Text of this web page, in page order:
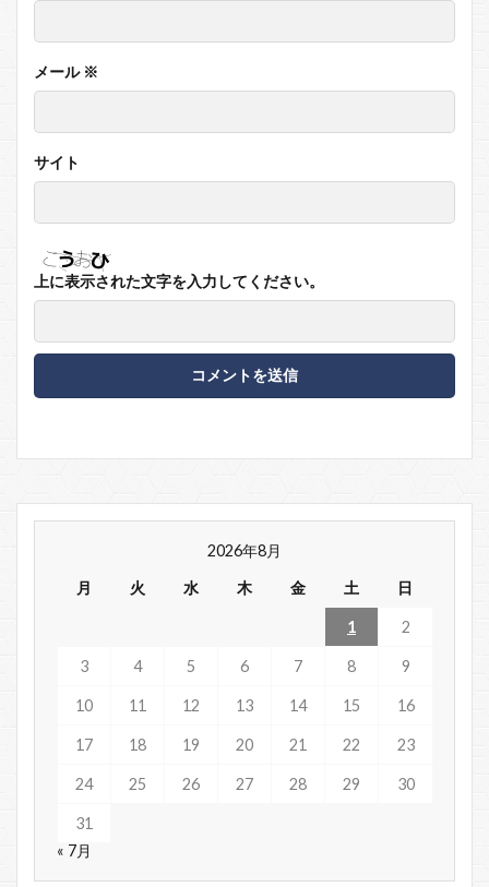
メール ※
サイト
上に表示された文字を入力してください。
2026年8月
月
火 水 木 金 土 日
1 2
3 4 5 6 7 8 9
10 11 12 13 14 15 16
17 18 19 20 21 22 23
24 25 26 27 28 29 30
31
« 7月